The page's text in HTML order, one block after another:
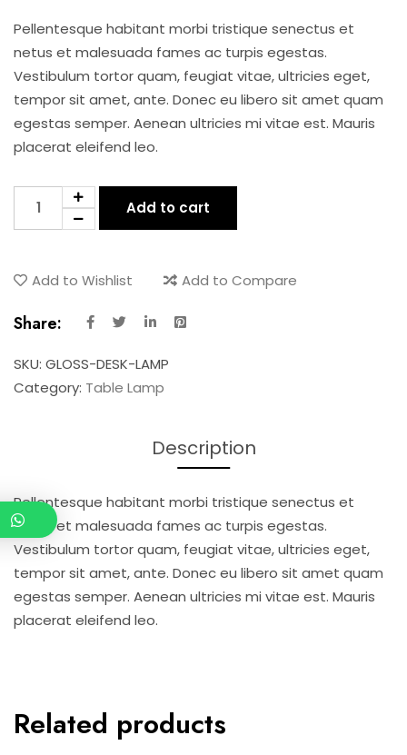
Pellentesque habitant morbi tristique senectus et
netus et malesuada fames ac turpis egestas.
Vestibulum tortor quam, feugiat vitae, ultricies eget,
tempor sit amet, ante. Donec eu libero sit amet quam
egestas semper. Aenean ultricies mi vitae est. Mauris
placerat eleifend leo.
Modern
Table
Add to cart
Add to Wishlist Add to Compare
Share:
SKU: GLOSS-DESK-LAMP
Category: Table Lamp
Description
Pellentesque habitant morbi tristique senectus et
netus et malesuada fames ac turpis egestas.
Vestibulum tortor quam, feugiat vitae, ultricies eget,
tempor sit amet, ante. Donec eu libero sit amet quam
egestas semper. Aenean ultricies mi vitae est. Mauris
placerat eleifend leo.
Related products